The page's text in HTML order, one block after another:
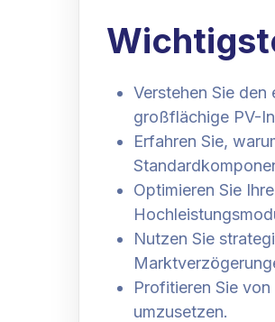
Verstehen Sie
großflächige PV-
Erfahren Sie,
Optimieren Sie
Nutzen Sie
Profitieren Sie
umzusetzen.